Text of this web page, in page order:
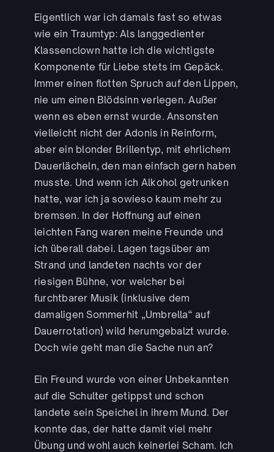
Eigentlich war ich damals fast so etwas
wie ein Traumtyp: Als langgedienter
Klassenclown hatte ich die wichtigste
Komponente für Liebe stets im Gepäck.
Immer einen flotten Spruch auf den Lippen,
nie um einen Blödsinn verlegen. Außer
wenn es eben ernst wurde. Ansonsten
vielleicht nicht der Adonis in Reinform,
aber ein blonder Brillentyp, mit ehrlichem
Dauerlächeln, den man einfach gern haben
musste. Und wenn ich Alkohol getrunken
hatte, war ich ja sowieso kaum mehr zu
bremsen. In der Hoffnung auf einen
leichten Fang waren meine Freunde und
ich überall dabei. Lagen tagsüber am
Strand und landeten nachts vor der
riesigen Bühne, vor welcher bei
furchtbarer Musik (inklusive dem
damaligen Sommerhit „Umbrella“ auf
Dauerrotation) wild herumgebalzt wurde.
Doch wie geht man die Sache nun an?
Ein Freund wurde von einer Unbekannten
auf die Schulter getippst und schon
landete sein Speichel in ihrem Mund. Der
konnte das, der hatte damit viel mehr
Übung und wohl auch keinerlei Scham. Ich